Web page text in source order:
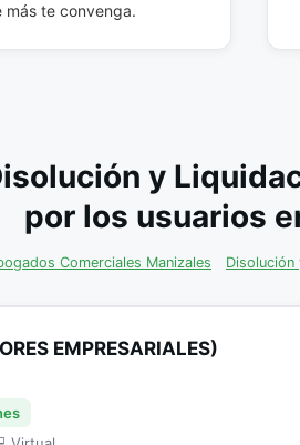
más te convenga.
y
por los usuarios
Comerciales Manizales Disolución
EMPRESARIALES)